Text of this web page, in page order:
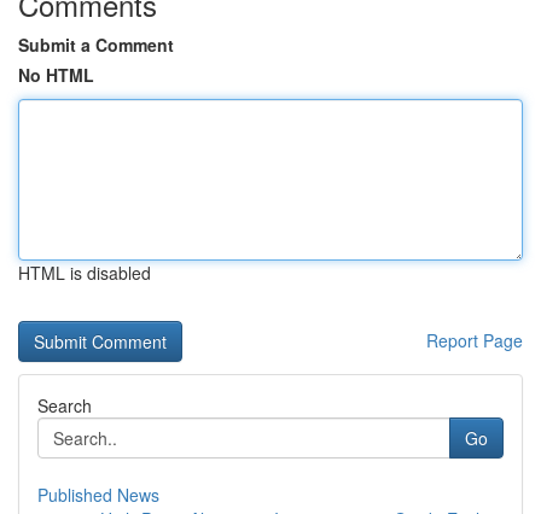
Submit a Comment
No HTML
HTML is disabled
Report Page
Search
Go
Published News